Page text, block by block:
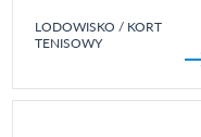
LODOWISKO / KORT
TENISOWY